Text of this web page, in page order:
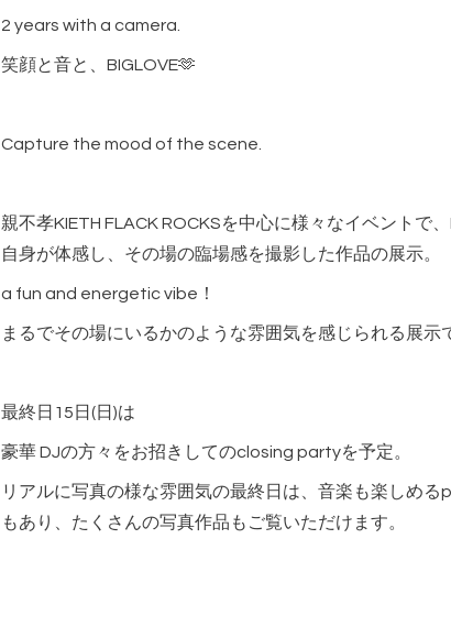
2 years with a camera.
笑顔と音と、BIGLOVE🫶
Capture the mood of the scene.
親不孝KIETH FLACK ROCKSを中心に様々なイベントで
自身が体感し、その場の臨場感を撮影した作品の展示。
a fun and energetic vibe！
まるでその場にいるかのような雰囲気を感じられる展示
最終日15日(日)は
豪華 DJの方々をお招きしてのclosing partyを予定。
リアルに写真の様な雰囲気の最終日は、音楽も楽しめる
もあり、たくさんの写真作品もご覧いただけます。